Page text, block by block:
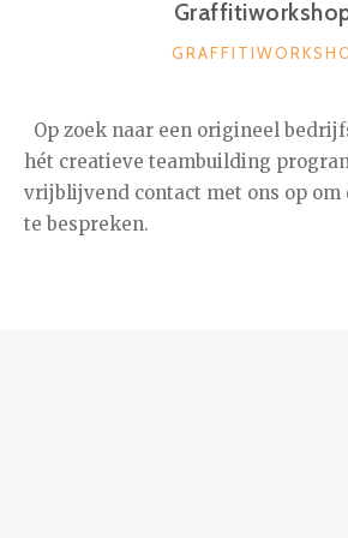
CATEGORIEËN
Op zoek naar een origineel
hét creatieve teambuilding
vrijblijvend contact met ons op
te bespreken.